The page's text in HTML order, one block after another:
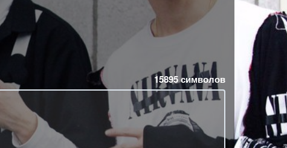
15895символов